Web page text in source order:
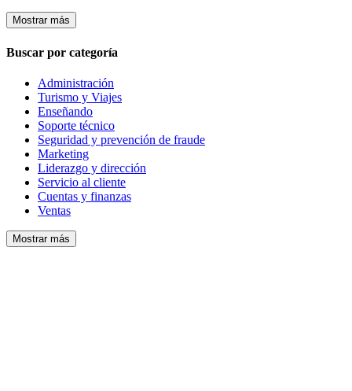
Mostrar más
Buscar por categoría
Administración
Turismo y Viajes
Enseñando
Soporte técnico
Seguridad y prevención de fraude
Marketing
Liderazgo y dirección
Servicio al cliente
Cuentas y finanzas
Ventas
Mostrar más